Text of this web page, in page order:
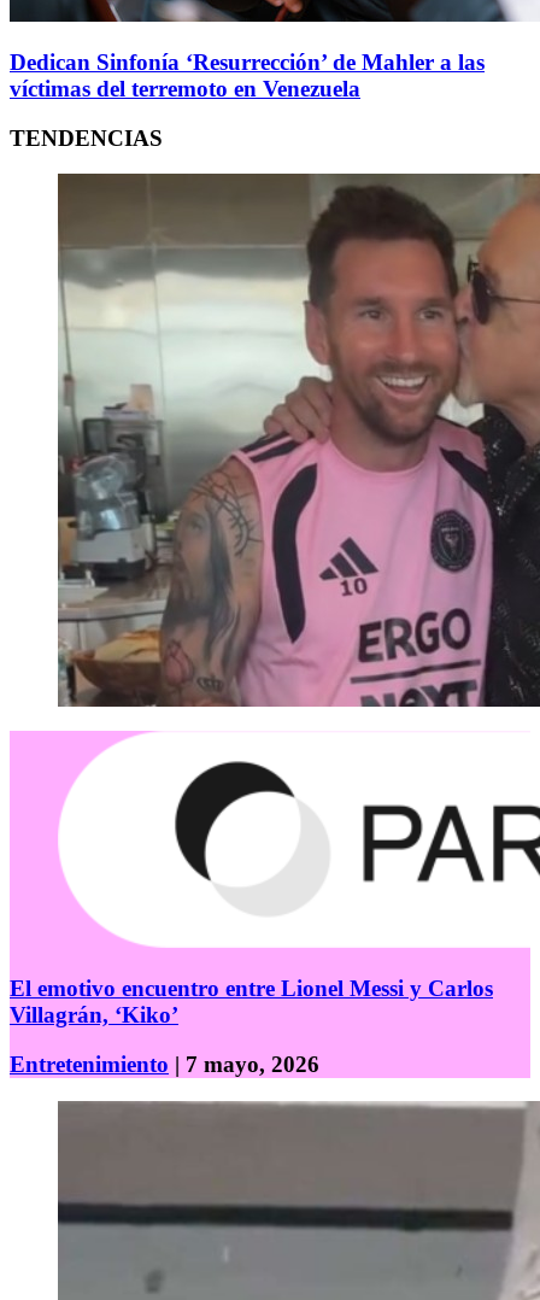
Dedican Sinfonía ‘Resurrección’ de Mahler a las
víctimas del terremoto en Venezuela
TENDENCIAS
El emotivo encuentro entre Lionel Messi y Carlos
Villagrán, ‘Kiko’
Entretenimiento | 7 mayo, 2026